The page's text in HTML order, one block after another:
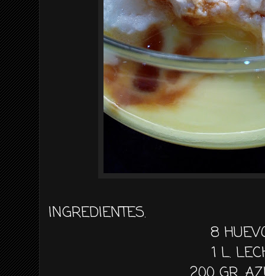
INGREDIENTES.
8
1 L.